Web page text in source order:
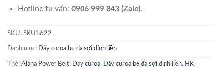
Hotline tư vấn: 0906 999 843 (Zalo).
SKU: SKU1622
Danh mục: Dây curoa bẹ đa sợi dính liền
Thẻ: Alpha Power Belt, Day curoa, Dây curoa bẹ đa sợi dính liền, HK